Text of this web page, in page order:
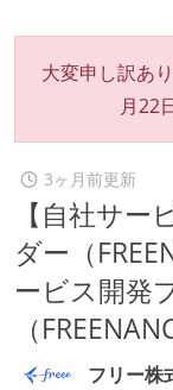
大変申し訳あ
月22
3ヶ月前更新
【自社サ
ダー（
ービス開発
（
フリー株